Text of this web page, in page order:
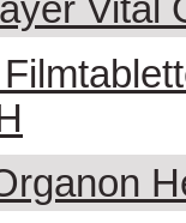
Vital